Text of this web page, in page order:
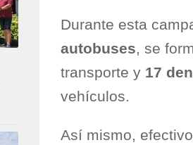
Durante esta
autobuses, se
transporte y 17
vehículos.
Así mismo,